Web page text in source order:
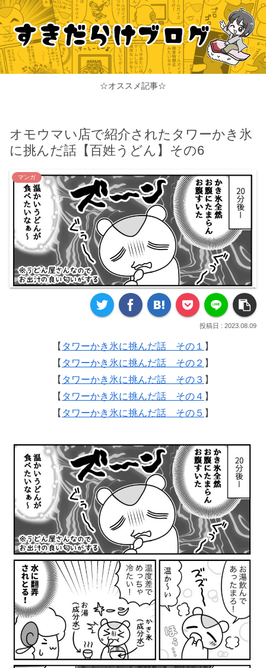
☆オススメ記事☆
オモウマい店で紹介されたタワーかき氷
に挑んだ話【百姓うどん】その6
マンガ
2023.08.09
【 タワーかき氷に挑んだ話 その１ 】
【 タワーかき氷に挑んだ話 その２ 】
【 タワーかき氷に挑んだ話 その３ 】
【 タワーかき氷に挑んだ話 その４ 】
【 タワーかき氷に挑んだ話 その５ 】